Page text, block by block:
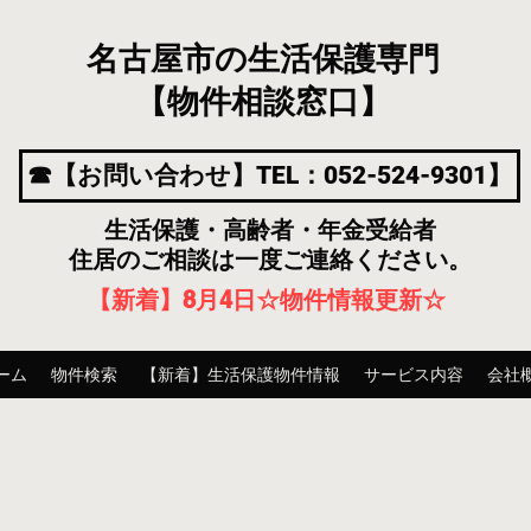
名古屋市の生活保護専門
【物件相談窓口】
☎【お問い合わせ】TEL：052-524-9301】
生活保護・高齢者・年金受給者
住居のご相談は一度ご連絡ください。
【新着】8月4日 ☆物件情報更新☆
ム 物件検索 【新着】生活保護物件情報 サービス内容 会社